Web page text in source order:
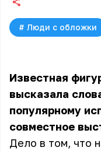
# Люди с обложки
Известная
высказала
популярному
совместное
Дело в том, что